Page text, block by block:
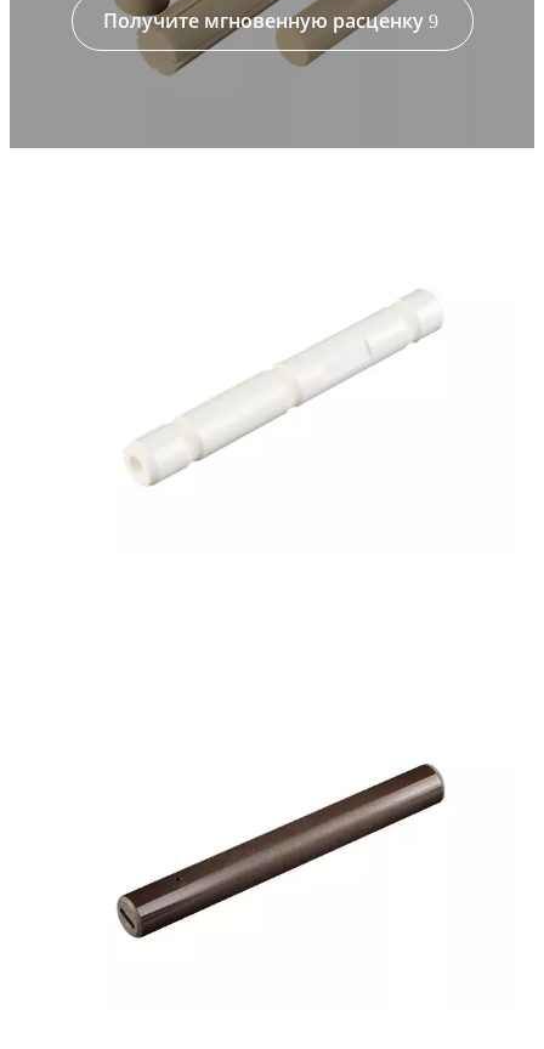
Получите мгновенную расценку